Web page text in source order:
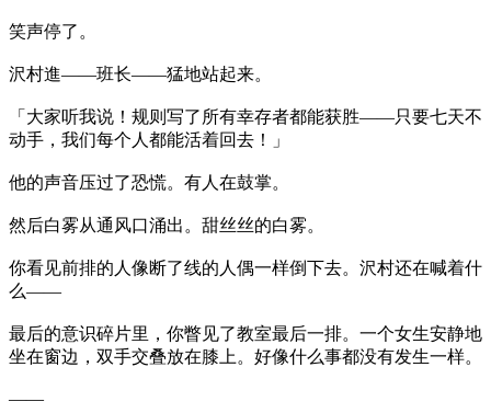
笑声停了。
沢村進——班长——猛地站起来。
「大家听我说！规则写了所有幸存者都能获胜——只要七天不
动手，我们每个人都能活着回去！」
他的声音压过了恐慌。有人在鼓掌。
然后白雾从通风口涌出。甜丝丝的白雾。
你看见前排的人像断了线的人偶一样倒下去。沢村还在喊着什
么——
最后的意识碎片里，你瞥见了教室最后一排。一个女生安静地
坐在窗边，双手交叠放在膝上。好像什么事都没有发生一样。
——